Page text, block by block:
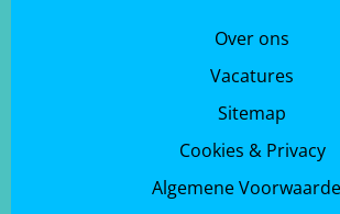
Over ons
Vacatures
Sitemap
Cookies & Privacy
Algemene